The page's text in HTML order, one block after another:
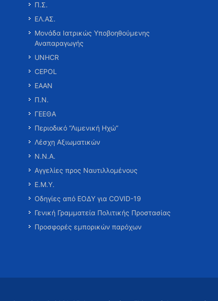
Π.Σ.
ΕΛ.ΑΣ.
Μονάδα Ιατρικώς Υποβοηθούμενης
Αναπαραγωγής
UNHCR
CEPOL
ΕΑΑΝ
Π.Ν.
ΓΕΕΘΑ
Περιοδικό “Λιμενική Ηχώ”
Λέσχη Αξιωματικών
Ν.Ν.Α.
Αγγελίες προς Ναυτιλλομένους
Ε.Μ.Υ.
Οδηγίες από ΕΟΔΥ για COVID-19
Γενική Γραμματεία Πολιτικής Προστασίας
Προσφορές εμπορικών παρόχων